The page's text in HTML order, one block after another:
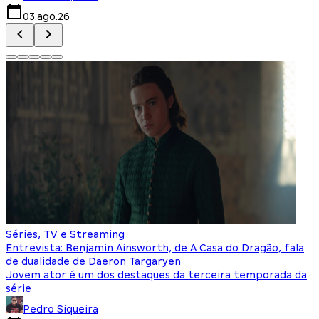
03.ago.26
Séries, TV e Streaming
Entrevista: Benjamin Ainsworth, de A Casa do Dragão, fala
de dualidade de Daeron Targaryen
Jovem ator é um dos destaques da terceira temporada da
série
Pedro Siqueira